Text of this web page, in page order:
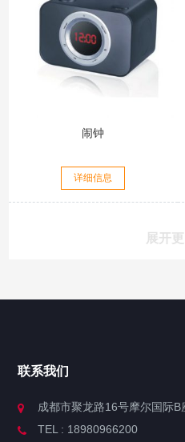
闹钟
详细信息
展开
联系我们
成都市聚龙路16号摩尔国际
TEL : 18980966200